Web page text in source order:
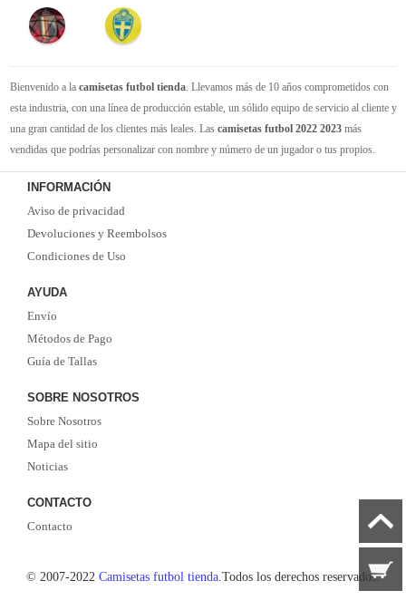
Bienvenido a la camisetas futbol tienda. Llevamos más de 10 años comprometidos con
esta industria, con una línea de producción estable, un sólido equipo de servicio al cliente y
una gran cantidad de los clientes más leales. Las camisetas futbol 2022 2023 más
vendidas que podrías personalizar con nombre y número de un jugador o tus propios.
Camisetas de futbol replicasde la mejor calidad Thai AAA en toda la web. Tenemos
suficiente experiencia para satisfacer tus necesidades de
la seguridad de que elegirnos le brindará una experiencia de compra diferente.
INFORMACIÓN
Aviso de privacidad
Devoluciones y Reembolsos
Condiciones de Uso
AYUDA
Envío
Métodos de Pago
Guía de Tallas
SOBRE NOSOTROS
Sobre Nosotros
Mapa del sitio
Noticias
CONTACTO
Contacto
© 2007-2022 Camisetas futbol tienda.Todos los derechos reservados.